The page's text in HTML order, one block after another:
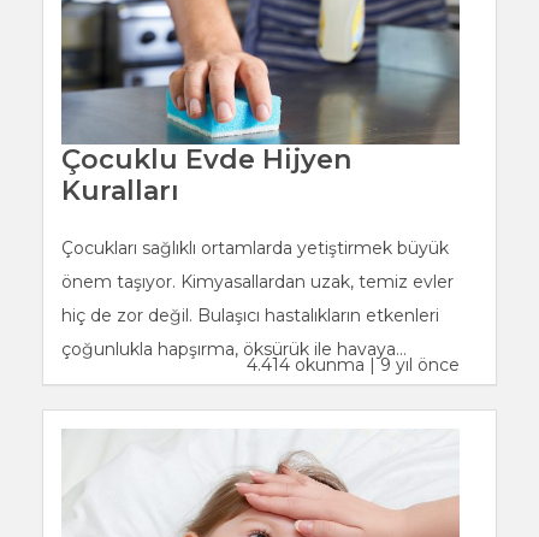
Çocuklu Evde Hijyen
Kuralları
Çocukları sağlıklı ortamlarda yetiştirmek büyük
önem taşıyor. Kimyasallardan uzak, temiz evler
hiç de zor değil. Bulaşıcı hastalıkların etkenleri
çoğunlukla hapşırma, öksürük ile havaya...
4.414 okunma | 9 yıl önce